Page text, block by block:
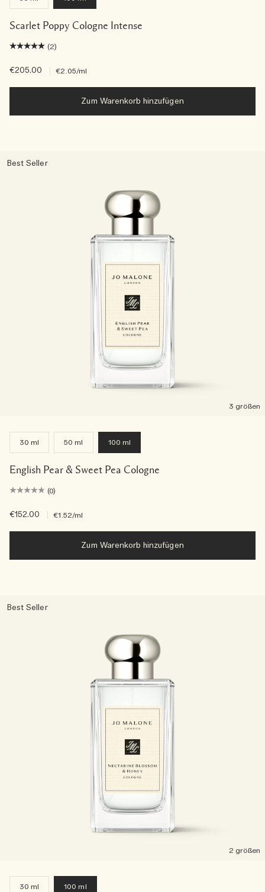
Scarlet Poppy Cologne Intense
(2)
€205.00 €2.05/ml
Zum Warenkorb hinzufügen
Best Seller
3 größen
30 ml 50 ml 100 ml
English Pear & Sweet Pea Cologne
(0)
€152.00 €1.52/ml
Zum Warenkorb hinzufügen
Best Seller
2 größen
30 ml 100 ml